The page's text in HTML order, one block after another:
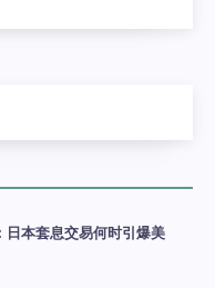
日本套息交易何时引爆美